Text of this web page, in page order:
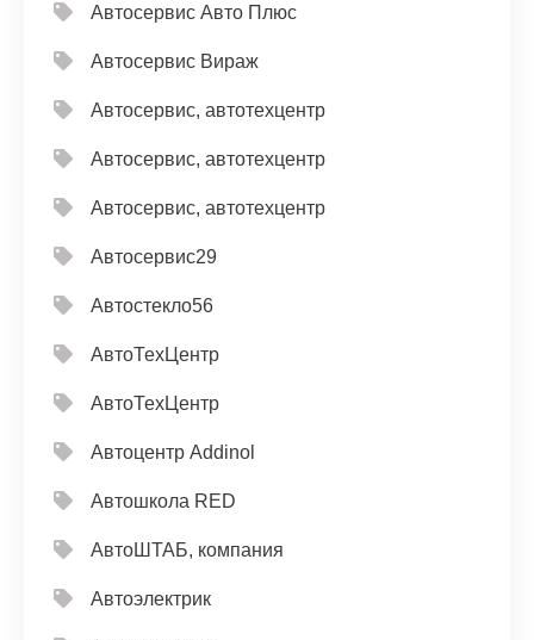
Автосервис Авто Плюс
Автосервис Вираж
Автосервис, автотехцентр
Автосервис, автотехцентр
Автосервис, автотехцентр
Автосервис29
Автостекло56
АвтоТехЦентр
АвтоТехЦентр
Автоцентр Addinol
Автошкола RED
АвтоШТАБ, компания
Автоэлектрик